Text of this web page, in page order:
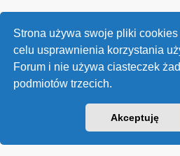
Strona używa swoje pliki
celu usprawnienia korzystania
Forum i nie używa ciasteczek
podmiotów trzecich.
Akceptuję